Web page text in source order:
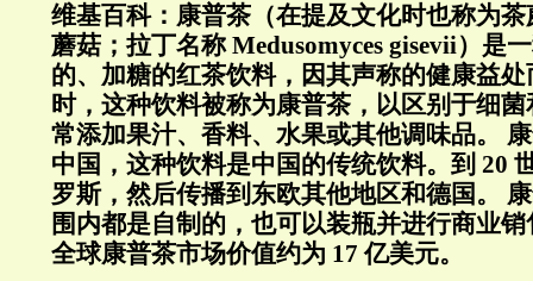
维基百科： 康普茶（在提及文化时也称为
蘑菇；拉丁名称 Medusomyces gisevii）是
的、加糖的红茶饮料，因其声称的健康益
时，这种饮料被称为康普茶，以区别于细
常添加果汁、香料、水果或其他调味品。
中国，这种饮料是中国的传统饮料。 到 20
罗斯，然后传播到东欧其他地区和德国。
围内都是自制的，也可以装瓶并进行商业销
全球康普茶市场价值约为 17 亿美元。